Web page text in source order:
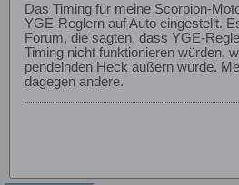
Das Timing für meine Scorpion-
YGE-Reglern auf Auto eingestellt.
Forum, die sagten, dass YGE-
Timing nicht funktionieren würden,
pendelnden Heck äußern würde.
dagegen andere.